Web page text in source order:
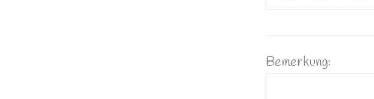
Bemerkung: